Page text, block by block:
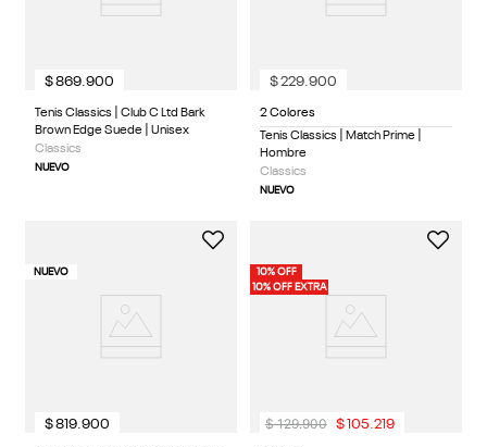
Tenis Classics | Club C Ltd Bark
Brown Edge Suede | Unisex
Classics
NUEVO
$869.900
2 Colores
Tenis Classics | Match Prime |
Hombre
Classics
NUEVO
$229.900
NUEVO
$819.900
10% OFF
10% OFF EXTRA
$ 129.900 $105.219